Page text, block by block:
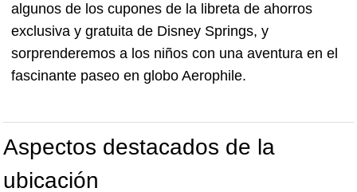
algunos de los cupones de la libreta de ahorros
exclusiva y gratuita de Disney Springs, y
sorprenderemos a los niños con una aventura en el
fascinante paseo en globo Aerophile.
Aspectos destacados de la
ubicación